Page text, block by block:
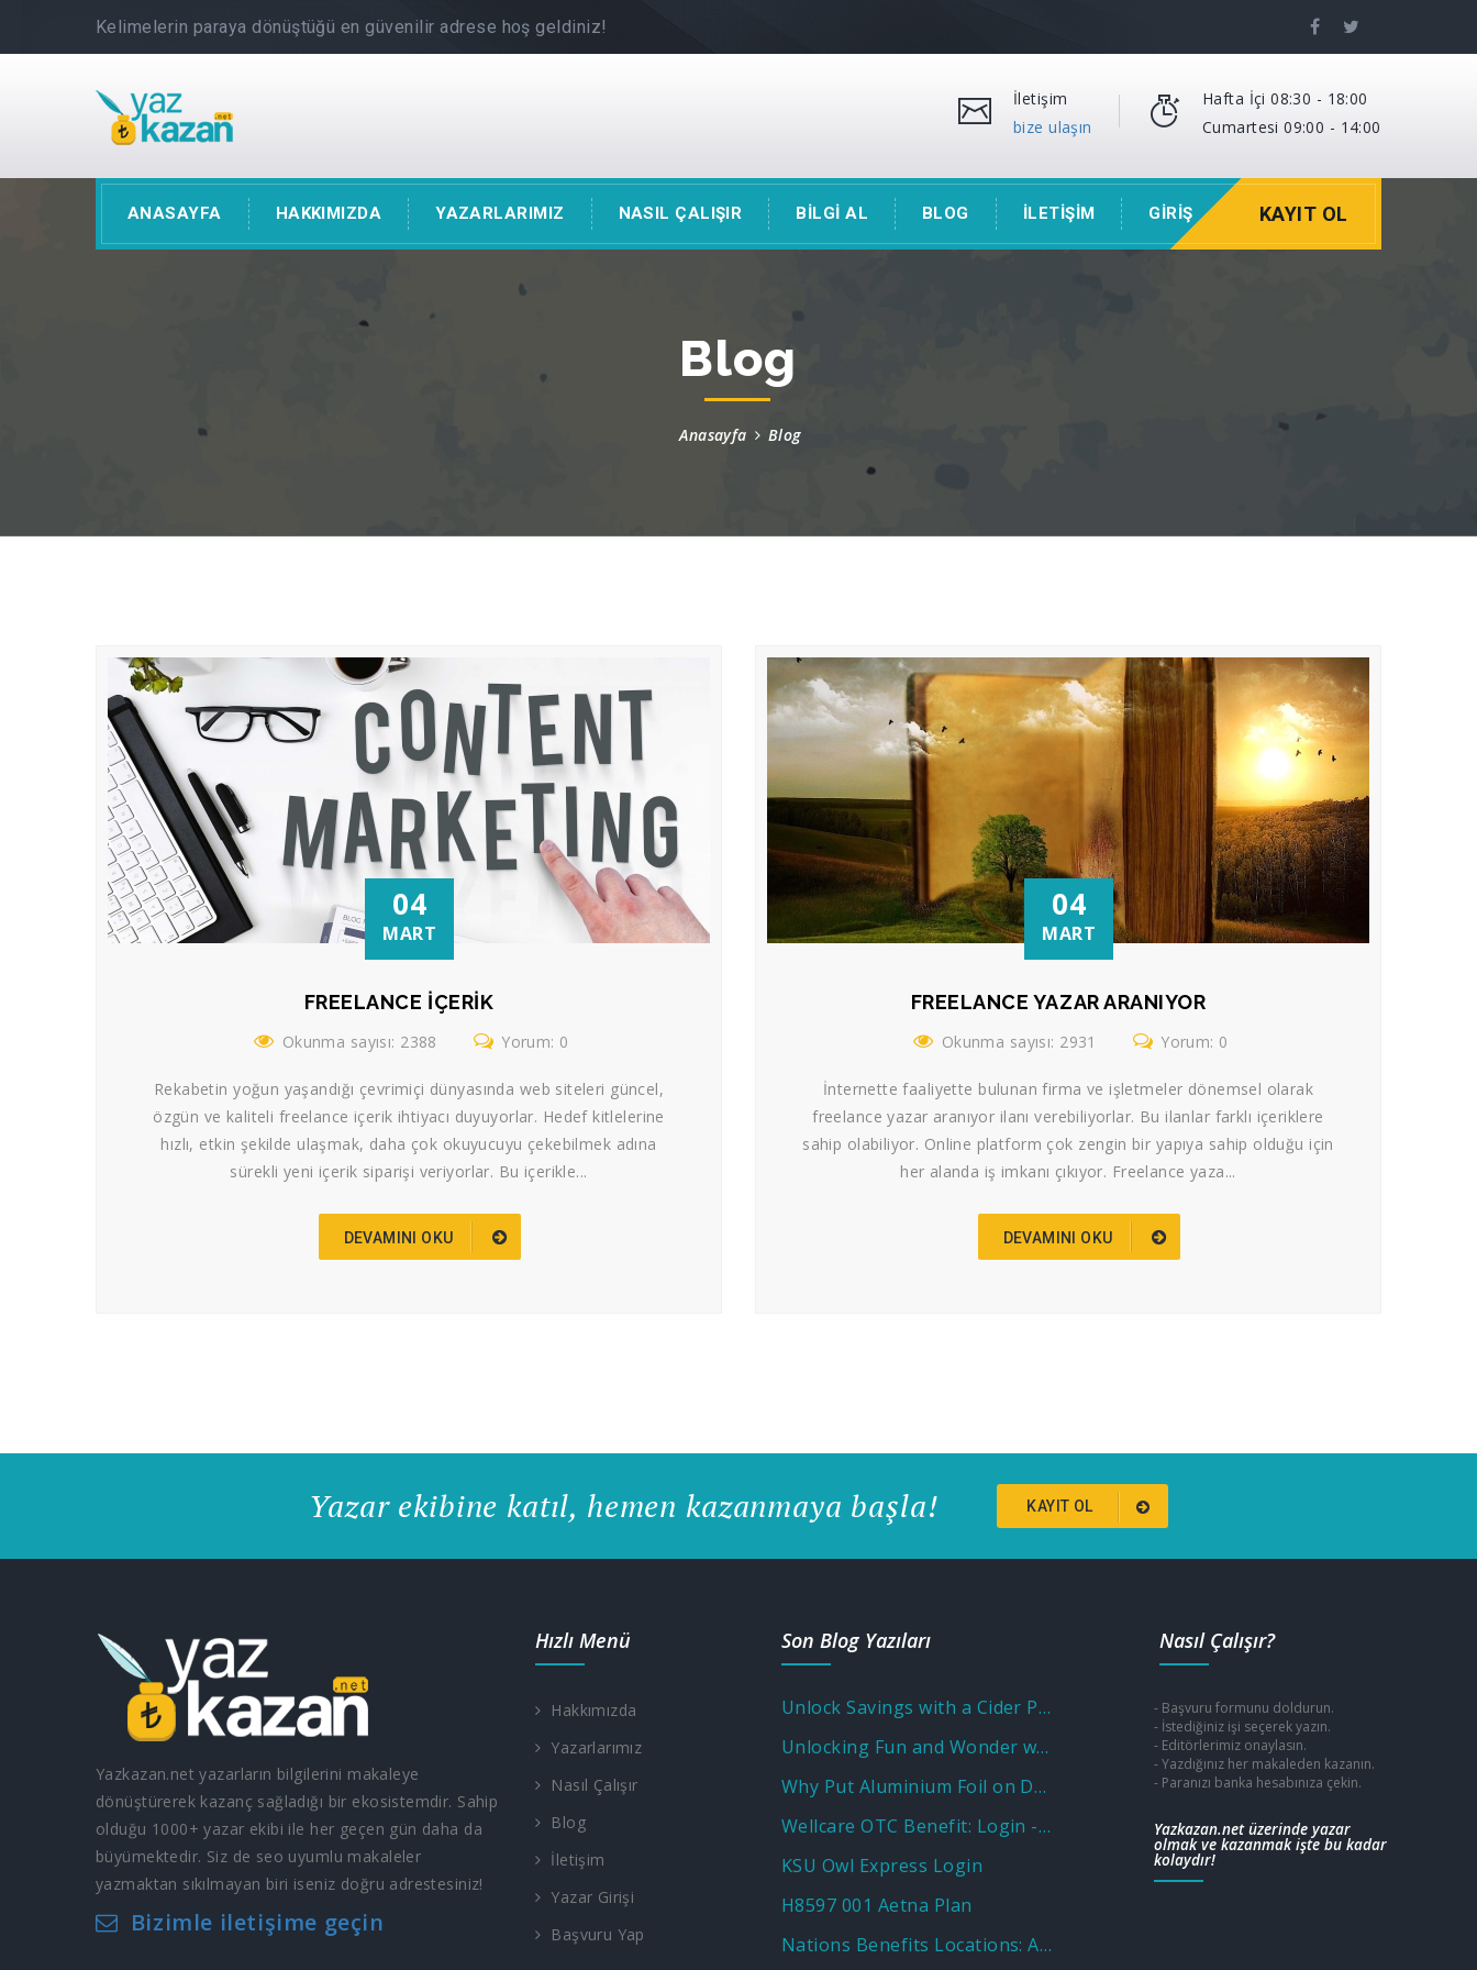
Kelimelerin paraya dönüştüğü en güvenilir adrese hoş geldiniz!
İletişim
bize ulaşın
Hafta İçi 08:30 - 18:00
Cumartesi 09:00 - 14:00
ANASAYFA HAKKIMIZDA YAZARLARIMIZ NASIL ÇALIŞIR BİLGİ AL BLOG İLETİŞİM GİRİŞ KAYIT OL
Blog
Anasayfa Blog
04
MART
FREELANCE İÇERIK
Okunma sayısı: 2388 Yorum: 0
Rekabetin yoğun yaşandığı çevrimiçi dünyasında web siteleri güncel,
özgün ve kaliteli freelance içerik ihtiyacı duyuyorlar. Hedef kitlelerine
hızlı, etkin şekilde ulaşmak, daha çok okuyucuyu çekebilmek adına
sürekli yeni içerik siparişi veriyorlar. Bu içerikle...
DEVAMINI OKU
04
MART
FREELANCE YAZAR ARANIYOR
Okunma sayısı: 2931 Yorum: 0
İnternette faaliyette bulunan firma ve işletmeler dönemsel olarak
freelance yazar aranıyor ilanı verebiliyorlar. Bu ilanlar farklı içeriklere
sahip olabiliyor. Online platform çok zengin bir yapıya sahip olduğu için
her alanda iş imkanı çıkıyor. Freelance yaza...
DEVAMINI OKU
Yazar ekibine katıl, hemen kazanmaya başla! KAYIT OL
Yazkazan.net yazarların bilgilerini makaleye
dönüştürerek kazanç sağladığı bir ekosistemdir. Sahip
olduğu 1000+ yazar ekibi ile her geçen gün daha da
büyümektedir. Siz de seo uyumlu makaleler
yazmaktan sıkılmayan biri iseniz doğru adrestesiniz!
Bizimle iletişime geçin
Hızlı Menü
Hakkımızda
Yazarlarımız
Nasıl Çalışır
Blog
İletişim
Yazar Girişi
Başvuru Yap
Son Blog Yazıları
Unlock Savings with a Cider Promo Code
Unlocking Fun and Wonder with a Museum of Illusions Promo Code
Why Put Aluminium Foil on Door Knobs? Unveiling the Practical and Unusual Uses
Wellcare OTC Benefit: Login - Sign in Program - Catalog
KSU Owl Express Login
H8597 001 Aetna Plan
Nations Benefits Locations: Address & Near Me
Nasıl Çalışır?
- Başvuru formunu doldurun.
- İstediğiniz işi seçerek yazın.
- Editörlerimiz onaylasın.
- Yazdığınız her makaleden kazanın.
- Paranızı banka hesabınıza çekin.
Yazkazan.net üzerinde yazar
olmak ve kazanmak işte bu kadar
kolaydır!